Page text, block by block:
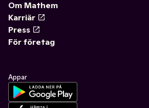
Om Mathem
Karriär
Press
För företag
Appar